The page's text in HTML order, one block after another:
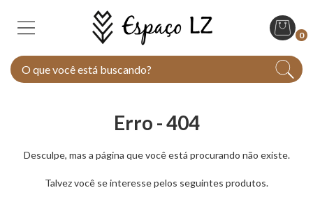
0
Erro - 404
Desculpe, mas a página que você está procurando não existe.
Talvez você se interesse pelos seguintes produtos.